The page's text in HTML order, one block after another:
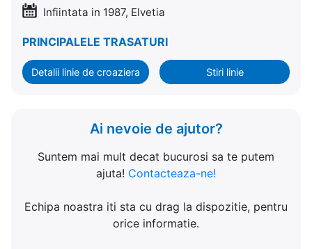
Infiintata in 1987, Elvetia
PRINCIPALELE TRASATURI
Detalii linie de croaziera Stiri linie
Ai nevoie de ajutor?
Suntem mai mult decat bucurosi sa te putem
ajuta! Contacteaza-ne!
Echipa noastra iti sta cu drag la dispozitie, pentru
orice informatie.